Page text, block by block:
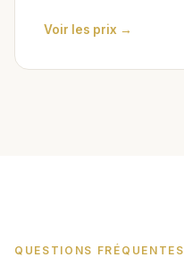
Voir les prix →
QUESTIONS FRÉQUENTES